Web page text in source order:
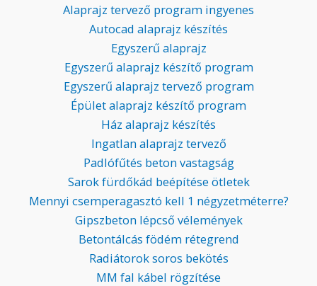
Alaprajz tervező program ingyenes
Autocad alaprajz készítés
Egyszerű alaprajz
Egyszerű alaprajz készítő program
Egyszerű alaprajz tervező program
Épület alaprajz készítő program
Ház alaprajz készítés
Ingatlan alaprajz tervező
Padlófűtés beton vastagság
Sarok fürdőkád beépítése ötletek
Mennyi csemperagasztó kell 1 négyzetméterre?
Gipszbeton lépcső vélemények
Betontálcás födém rétegrend
Radiátorok soros bekötés
MM fal kábel rögzítése